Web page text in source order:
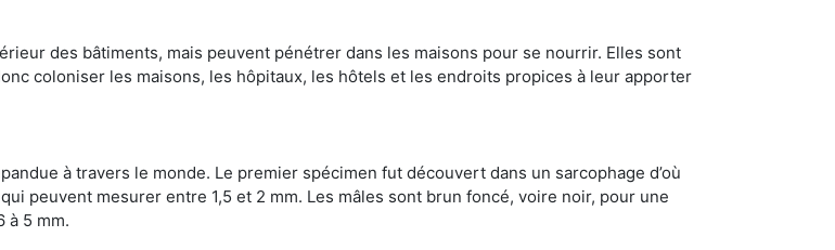
des bâtiments, mais peuvent pénétrer dans les maisons pour se nourrir. Elles sont
coloniser les maisons, les hôpitaux, les hôtels et les endroits propices à leur apporter
à travers le monde. Le premier spécimen fut découvert dans un sarcophage d’où
peuvent mesurer entre 1,5 et 2 mm. Les mâles sont brun foncé, voire noir, pour une
à 5 mm.